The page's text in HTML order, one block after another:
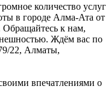
количество услуг
в городе Алма-Ата от
к нам,
Ждём вас по
22, Алматы,
впечатлениями о